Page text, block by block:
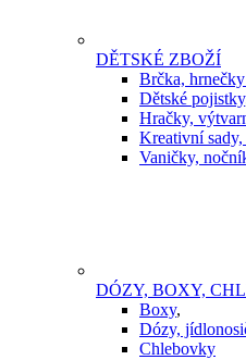
DĚTSKÉ ZBOŽÍ
Brčka,
Dětské pojistky
Hračky,
Kreativní
Vaničky,
DÓZY, BOXY,
Boxy,
Dózy,
Chlebovky